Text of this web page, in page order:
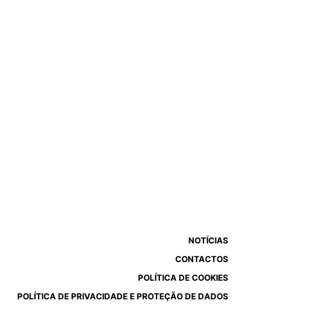
NOTÍCIAS
CONTACTOS
POLÍTICA DE COOKIES
POLÍTICA DE PRIVACIDADE E PROTEÇÃO DE DADOS